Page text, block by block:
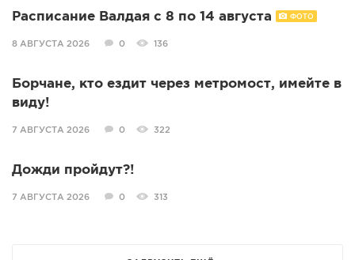
Расписание Валдая с 8 по 14 августа ФОТО
8 АВГУСТА 2026 0 136
Борчане, кто ездит через метромост, имейте в
виду!
7 АВГУСТА 2026 0 322
Дожди пройдут?!
7 АВГУСТА 2026 0 313